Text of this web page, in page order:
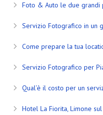
Foto & Auto le due grandi
Servizio Fotografico in un
Come prepare la tua
Servizio Fotografico per
Qual’è il costo per un
Hotel La Fiorita, Limone